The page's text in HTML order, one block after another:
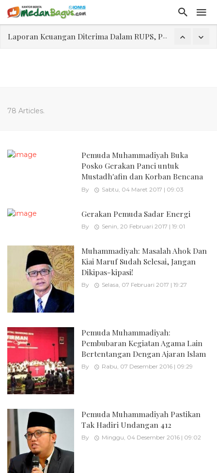
Laporan Keuangan Diterima Dalam RUPS, Pelaporan Hingga Penahanan Mantan Direktur PT GKS Dinilai Rancu
78 Articles.
Pemuda Muhammadiyah Buka
Posko Gerakan Panci untuk
Mustadh'afin dan Korban Bencana
By Sabtu, 04 Maret 2017 | 09:03
Gerakan Pemuda Sadar Energi
By Senin, 20 Februari 2017 | 19:01
Muhammadiyah: Masalah Ahok Dan
Kiai Maruf Sudah Selesai, Jangan
Dikipas-kipasi!
By Selasa, 07 Februari 2017 | 19:27
Pemuda Muhammadiyah:
Pembubaran Kegiatan Agama Lain
Bertentangan Dengan Ajaran Islam
By Rabu, 07 Desember 2016 | 09:29
Pemuda Muhammadiyah Pastikan
Tak Hadiri Undangan 412
By Minggu, 04 Desember 2016 | 09:02